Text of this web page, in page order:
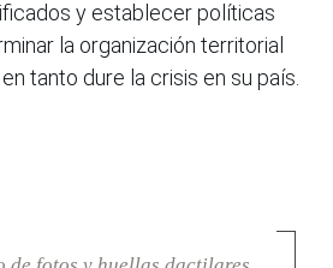
y establecer políticas
la organización territorial
tanto dure la crisis en su país.